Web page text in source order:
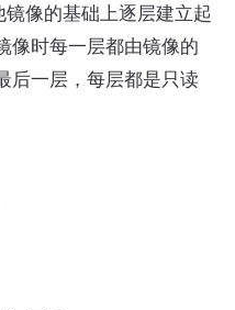
像的基础上逐层建立起
像时每一层都由镜像的
后一层，每层都是只读